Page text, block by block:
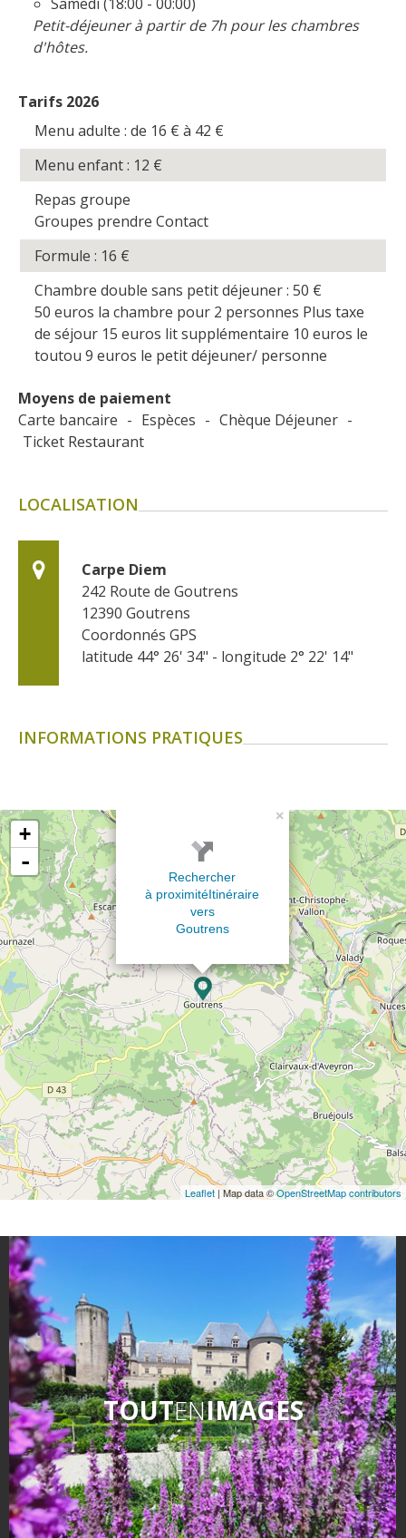
Petit-déjeuner à partir de 7h pour les chambres
d'hôtes.
Tarifs 2026
Menu adulte : de 16 € à 42 €
Menu enfant : 12 €
Repas groupe
Groupes prendre Contact
Formule : 16 €
Chambre double sans petit déjeuner : 50 €
50 euros la chambre pour 2 personnes Plus taxe
de séjour 15 euros lit supplémentaire 10 euros le
toutou 9 euros le petit déjeuner/ personne
Moyens de paiement
Carte bancaire - Espèces - Chèque Déjeuner -
Ticket Restaurant
LOCALISATION
Carpe Diem
242 Route de Goutrens
12390 Goutrens
Coordonnés GPS
latitude 44° 26' 34" - longitude 2° 22' 14"
INFORMATIONS PRATIQUES
×
Rechercher
à proximitéItinéraire
vers
Goutrens
+
-
Leaflet | Map data ©OpenStreetMap contributors
TOUTENIMAGES